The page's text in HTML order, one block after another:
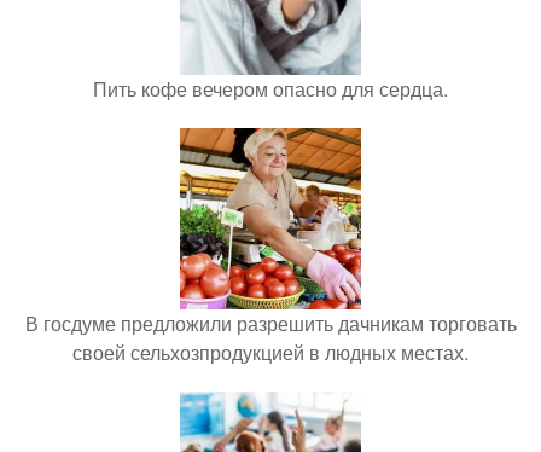
Пить кофе вечером опасно для сердца.
В госдуме предложили разрешить дачникам торговать
своей сельхозпродукцией в людных местах.